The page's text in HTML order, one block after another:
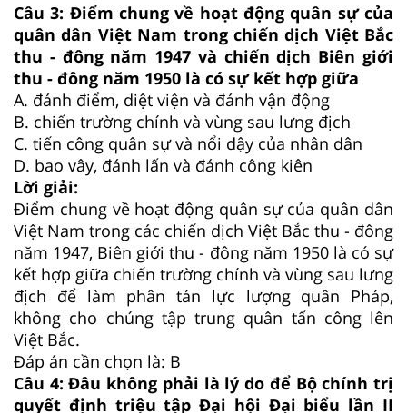
Câu 3: Điểm chung về hoạt động quân sự của
quân dân Việt Nam trong chiến dịch Việt Bắc
thu - đông năm 1947 và chiến dịch Biên giới
thu - đông năm 1950 là có sự kết hợp giữa
A. đánh điểm, diệt viện và đánh vận động
B. chiến trường chính và vùng sau lưng địch
C. tiến công quân sự và nổi dậy của nhân dân
D. bao vây, đánh lấn và đánh công kiên
Lời giải:
Điểm chung về hoạt động quân sự của quân dân
Việt Nam trong các chiến dịch Việt Bắc thu - đông
năm 1947, Biên giới thu - đông năm 1950 là có sự
kết hợp giữa chiến trường chính và vùng sau lưng
địch để làm phân tán lực lượng quân Pháp,
không cho chúng tập trung quân tấn công lên
Việt Bắc.
Đáp án cần chọn là: B
Câu 4: Đâu không phải là lý do để Bộ chính trị
quyết định triệu tập Đại hội Đại biểu lần II